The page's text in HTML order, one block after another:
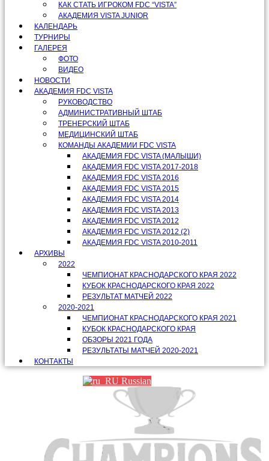
КАК СТАТЬ ИГРОКОМ FDC “VISTA”
АКАДЕМИЯ VISTA JUNIOR
КАЛЕНДАРЬ
ТУРНИРЫ
ГАЛЕРЕЯ
ФОТО
ВИДЕО
НОВОСТИ
АКАДЕМИЯ FDC VISTA
РУКОВОДСТВО
АДМИНИСТРАТИВНЫЙ ШТАБ
ТРЕНЕРСКИЙ ШТАБ
МЕДИЦИНСКИЙ ШТАБ
КОМАНДЫ АКАДЕМИИ FDC VISTA
АКАДЕМИЯ FDC VISTA (МАЛЫШИ)
АКАДЕМИЯ FDC VISTA 2017-2018
АКАДЕМИЯ FDC VISTA 2016
АКАДЕМИЯ FDC VISTA 2015
АКАДЕМИЯ FDC VISTA 2014
АКАДЕМИЯ FDC VISTA 2013
АКАДЕМИЯ FDC VISTA 2012
АКАДЕМИЯ FDC VISTA 2012 (2)
АКАДЕМИЯ FDC VISTA 2010-2011
АРХИВЫ
2022
ЧЕМПИОНАТ КРАСНОДАРСКОГО КРАЯ 2022
КУБОК КРАСНОДАРСКОГО КРАЯ 2022
РЕЗУЛЬТАТ МАТЧЕЙ 2022
2020-2021
ЧЕМПИОНАТ КРАСНОДАРСКОГО КРАЯ 2021
КУБОК КРАСНОДАРСКОГО КРАЯ
ОБЗОРЫ 2021 ГОДА
РЕЗУЛЬТАТЫ МАТЧЕЙ 2020-2021
КОНТАКТЫ
Russian